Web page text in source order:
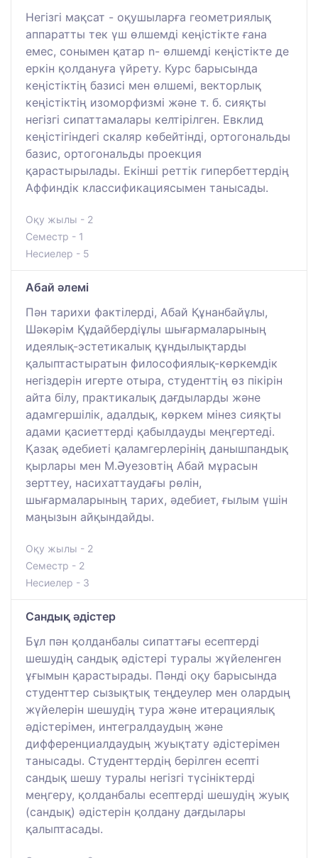
Негізгі мақсат - оқушыларға геометриялық
аппаратты тек үш өлшемді кеңістікте ғана
емес, сонымен қатар n- өлшемді кеңістікте де
еркін қолдануға үйрету. Курс барысында
кеңістіктің базисі мен өлшемі, векторлық
кеңістіктің изоморфизмі және т. б. сияқты
негізгі сипаттамалары келтірілген. Евклид
кеңістігіндегі скаляр көбейтінді, ортогональды
базис, ортогональды проекция
қарастырылады. Екінші реттік гипербеттердің
Аффиндік классификациясымен танысады.
Оқу жылы - 2
Семестр - 1
Несиелер - 5
Абай әлемі
Пән тарихи фактілерді, Абай Құнанбайұлы,
Шәкәрім Құдайбердіұлы шығармаларының
идеялық-эстетикалық құндылықтарды
қалыптастыратын философиялық-көркемдік
негіздерін игерте отыра, студенттің өз пікірін
айта білу, практикалық дағдыларды және
адамгершілік, адалдық, көркем мінез сияқты
адами қасиеттерді қабылдауды меңгертеді.
Қазақ әдебиеті қаламгерлерінің данышпандық
қырлары мен М.Әуезовтің Абай мұрасын
зерттеу, насихаттаудағы рөлін,
шығармаларының тарих, әдебиет, ғылым үшін
маңызын айқындайды.
Оқу жылы - 2
Семестр - 2
Несиелер - 3
Сандық әдістер
Бұл пән қолданбалы сипаттағы есептерді
шешудің сандық әдістері туралы жүйеленген
ұғымын қарастырады. Пәнді оқу барысында
студенттер сызықтық теңдеулер мен олардың
жүйелерін шешудің тура және итерациялық
әдістерімен, интегралдаудың және
дифференциалдаудың жуықтату әдістерімен
танысады. Студенттердің берілген есепті
сандық шешу туралы негізгі түсініктерді
меңгеру, қолданбалы есептерді шешудің жуық
(сандық) әдістерін қолдану дағдылары
қалыптасады.